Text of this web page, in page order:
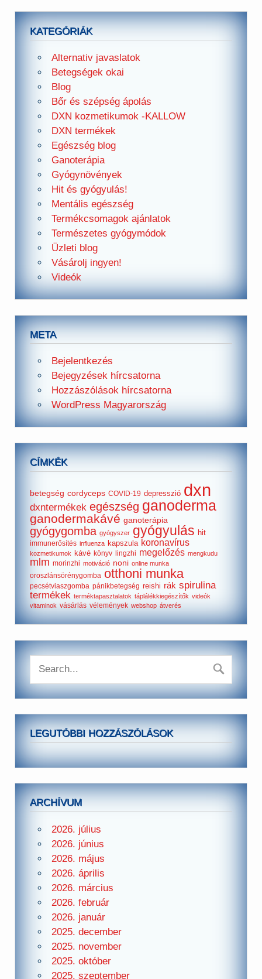
KATEGÓRIÁK
Alternativ javaslatok
Betegségek okai
Blog
Bőr és szépség ápolás
DXN kozmetikumok -KALLOW
DXN termékek
Egészség blog
Ganoterápia
Gyógynövények
Hit és gyógyulás!
Mentális egészség
Termékcsomagok ajánlatok
Természetes gyógymódok
Üzleti blog
Vásárolj ingyen!
Videók
META
Bejelentkezés
Bejegyzések hírcsatorna
Hozzászólások hírcsatorna
WordPress Magyarország
CÍMKÉK
betegség cordyceps COVID-19 depresszió dxn
dxntermékek egészség ganoderma
ganodermakávé ganoterápia
gyógygomba gyógyszer gyógyulás hit
immunerősítés influenza kapszula koronavírus
kozmetikumok kávé könyv lingzhi megelőzés mengkudu
mlm morinzhi motiváció noni online munka
oroszlánsörénygomba otthoni munka
pecsétviaszgomba pánikbetegség reishi rák spirulina
termékek terméktapasztalatok táplálékkiegészítők videók
vitaminok vásárlás vélemények webshop átverés
LEGUTÓBBI HOZZÁSZÓLÁSOK
ARCHÍVUM
2026. július
2026. június
2026. május
2026. április
2026. március
2026. február
2026. január
2025. december
2025. november
2025. október
2025. szeptember